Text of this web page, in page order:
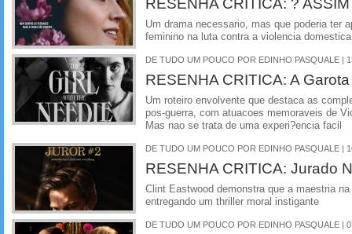
Um drama necessario, mas que poderia ter
feminino na luta contra a violencia domestica
DE TUDO UM POUCO POR EDINHO PASQUALE |
RESENHA CRITICA: A
Um roteiro envolvente que destaca as
pos-guerra, com atuacoes memoraveis de
Mas nao se trata de uma experi?encia facil
DE TUDO UM POUCO POR EDINHO PASQUALE |
RESENHA CRITICA: Jurado
Clint Eastwood demonstra que a maestria
entregando um thriller moral instigante
DE TUDO UM POUCO POR EDINHO PASQUALE |